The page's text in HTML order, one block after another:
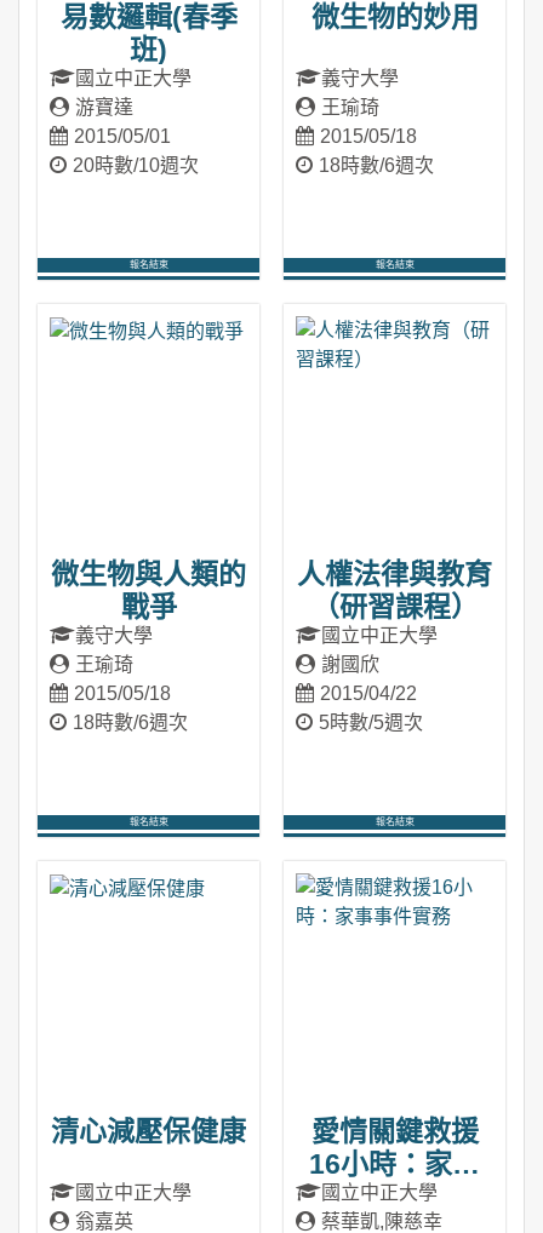
易數邏輯(春季
班)
國立中正大學
游寶達
2015/05/01
20時數/10週次
報名結束
微生物的妙用
義守大學
王瑜琦
2015/05/18
18時數/6週次
報名結束
微生物與人類的
戰爭
義守大學
王瑜琦
2015/05/18
18時數/6週次
報名結束
人權法律與教育
（研習課程）
國立中正大學
謝國欣
2015/04/22
5時數/5週次
報名結束
清心減壓保健康
國立中正大學
翁嘉英
愛情關鍵救援
16小時：家事
事件實務
國立中正大學
蔡華凱,陳慈幸